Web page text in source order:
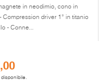
in neodimio, cono in
Compression driver 1” in titanio
- Conne...